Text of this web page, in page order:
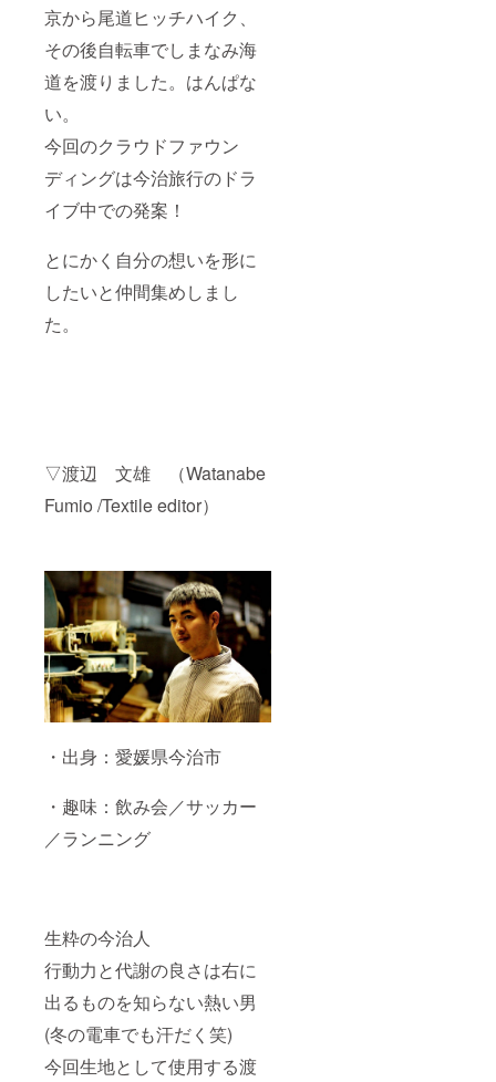
京から尾道ヒッチハイク、
その後自転車でしまなみ海
道を渡りました。はんぱな
い。
今回のクラウドファウン
ディングは今治旅行のドラ
イブ中での発案！
とにかく自分の想いを形に
したいと仲間集めしまし
た。
▽渡辺 文雄 （Watanabe
Fumio /Textile editor）
・出身：愛媛県今治市
・趣味：飲み会／サッカー
／ランニング
生粋の今治人
行動力と代謝の良さは右に
出るものを知らない熱い男
(冬の電車でも汗だく笑)
今回生地として使用する渡